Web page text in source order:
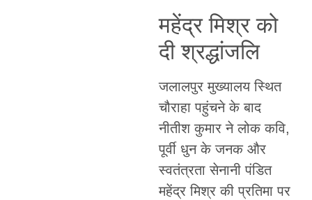
महेंद्र मिश्र को
दी श्रद्धांजलि
जलालपुर मुख्यालय स्थित
चौराहा पहुंचने के बाद
नीतीश कुमार ने लोक कवि,
पूर्वी धुन के जनक और
स्वतंत्रता सेनानी पंडित
महेंद्र मिश्र की प्रतिमा पर